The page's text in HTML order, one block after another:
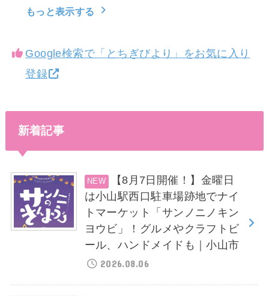
もっと表示する
Google検索で「とちぎびより」をお気に入り
登録
新着記事
【8月7日開催！】金曜日
は小山駅西口駐車場跡地でナイ
トマーケット「サンノニノキン
ヨウビ」！グルメやクラフトビ
ール、ハンドメイドも｜小山市
2026.08.06